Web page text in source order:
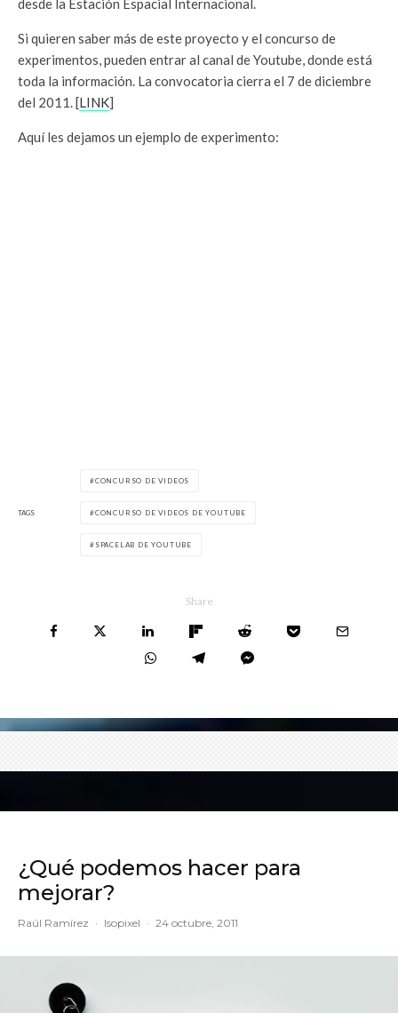
desde la Estación Espacial Internacional.
Si quieren saber más de este proyecto y el concurso de
experimentos, pueden entrar al canal de Youtube, donde está
toda la información. La convocatoria cierra el 7 de diciembre
del 2011. [LINK]
Aquí les dejamos un ejemplo de experimento:
TAGS
CONCURSO DE VIDEOS
CONCURSO DE VIDEOS DE YOUTUBE
SPACELAB DE YOUTUBE
Share
¿Qué podemos hacer para
mejorar?
Raúl Ramírez · Isopixel · 24 octubre, 2011